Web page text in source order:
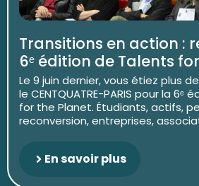
Transitions en action :
6ᵉ édition de Talents
Le 9 juin dernier, vous étiez plus
le CENTQUATRE-PARIS pour la 6ᵉ
for the Planet. Étudiants, actifs,
reconversion, entreprises,
En savoir plus